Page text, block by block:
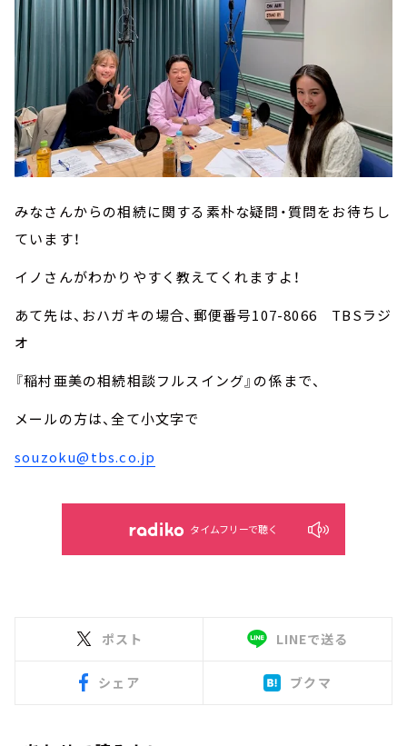
みなさんからの相続に関する素朴な疑問・質問をお待ちし
ています！
イノさんがわかりやすく教えてくれますよ！
あて先は、おハガキの場合、郵便番号107-8066 TBSラジ
オ
『稲村亜美の相続相談フルスイング』の係まで、
メールの方は、全て小文字で
souzoku@tbs.co.jp
タイムフリーで聴く
ポスト LINEで送る
シェア ブクマ